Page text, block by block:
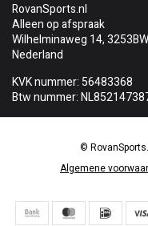
RovanSports.nl
Alleen op afspraak
Wilhelminaweg 14,
Nederland
KVK nummer: 56483368
Btw nummer:
Algemene
©